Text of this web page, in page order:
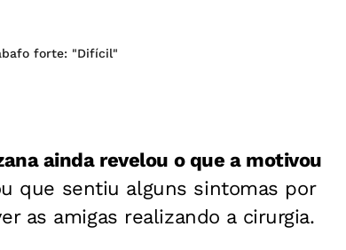
forte: "Difícil"
ainda revelou o que a motivou
que sentiu alguns sintomas por
as amigas realizando a cirurgia.